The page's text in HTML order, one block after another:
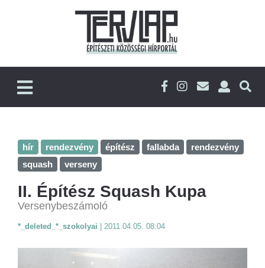
hír rendezvény építész fallabda
rendezvény
squash
verseny
II. Építész Squash Kupa
Versenybeszámoló
*_deleted_*_szokolyai 2011.04.05. 08:04